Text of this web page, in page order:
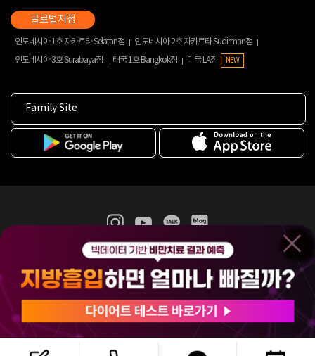
인도네시아 1호 자카르타 Selatan점
인도네시아 2호 자카르타 Sudirman점
인도네시아 3호 Surabaya점
태국 1호 Bangkok점 미국 LA점 NEW
Family Site
365mc 병·의원 이용약관
홈페이지 이용약관
비급여진료수가
(주)365mcㅣ서울특별시 서초구 서초대로52길 7, 3~4층(서초동, 제일빌딩)
120-87-04354ㅣ김남철
COPYRIGHT(C) 2025 365mc. ALL RIGHTS RESERVED.